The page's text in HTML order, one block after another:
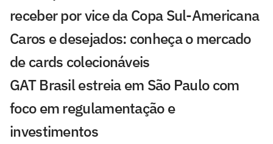
receber por vice da Copa Sul-Americana
Caros e desejados: conheça o mercado
de cards colecionáveis
GAT Brasil estreia em São Paulo com
foco em regulamentação e
investimentos